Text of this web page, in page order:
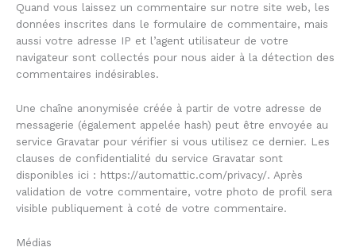
Quand vous laissez un commentaire sur notre site web, les
données inscrites dans le formulaire de commentaire, mais
aussi votre adresse IP et l’agent utilisateur de votre
navigateur sont collectés pour nous aider à la détection des
commentaires indésirables.
Une chaîne anonymisée créée à partir de votre adresse de
messagerie (également appelée hash) peut être envoyée au
service Gravatar pour vérifier si vous utilisez ce dernier. Les
clauses de confidentialité du service Gravatar sont
disponibles ici : https://automattic.com/privacy/. Après
validation de votre commentaire, votre photo de profil sera
visible publiquement à coté de votre commentaire.
Médias